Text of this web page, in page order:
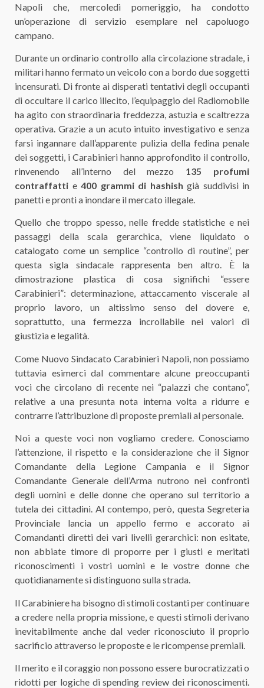
Napoli che, mercoledì pomeriggio, ha condotto
un’operazione di servizio esemplare nel capoluogo
campano.
​Durante un ordinario controllo alla circolazione stradale, i
militari hanno fermato un veicolo con a bordo due soggetti
incensurati. Di fronte ai disperati tentativi degli occupanti
di occultare il carico illecito, l’equipaggio del Radiomobile
ha agito con straordinaria freddezza, astuzia e scaltrezza
operativa. Grazie a un acuto intuito investigativo e senza
farsi ingannare dall’apparente pulizia della fedina penale
dei soggetti, i Carabinieri hanno approfondito il controllo,
rinvenendo all’interno del mezzo 135 profumi
contraffatti e 400 grammi di hashish già suddivisi in
panetti e pronti a inondare il mercato illegale.
​Quello che troppo spesso, nelle fredde statistiche e nei
passaggi della scala gerarchica, viene liquidato o
catalogato come un semplice “controllo di routine”, per
questa sigla sindacale rappresenta ben altro. È la
dimostrazione plastica di cosa significhi “essere
Carabinieri”: determinazione, attaccamento viscerale al
proprio lavoro, un altissimo senso del dovere e,
soprattutto, una fermezza incrollabile nei valori di
giustizia e legalità.
​Come Nuovo Sindacato Carabinieri Napoli, non possiamo
tuttavia esimerci dal commentare alcune preoccupanti
voci che circolano di recente nei “palazzi che contano”,
relative a una presunta nota interna volta a ridurre e
contrarre l’attribuzione di proposte premiali al personale.
​Noi a queste voci non vogliamo credere. Conosciamo
l’attenzione, il rispetto e la considerazione che il Signor
Comandante della Legione Campania e il Signor
Comandante Generale dell’Arma nutrono nei confronti
degli uomini e delle donne che operano sul territorio a
tutela dei cittadini. Al contempo, però, questa Segreteria
Provinciale lancia un appello fermo e accorato ai
Comandanti diretti dei vari livelli gerarchici: non esitate,
non abbiate timore di proporre per i giusti e meritati
riconoscimenti i vostri uomini e le vostre donne che
quotidianamente si distinguono sulla strada.
​Il Carabiniere ha bisogno di stimoli costanti per continuare
a credere nella propria missione, e questi stimoli derivano
inevitabilmente anche dal veder riconosciuto il proprio
sacrificio attraverso le proposte e le ricompense premiali.
​Il merito e il coraggio non possono essere burocratizzati o
ridotti per logiche di spending review dei riconoscimenti.